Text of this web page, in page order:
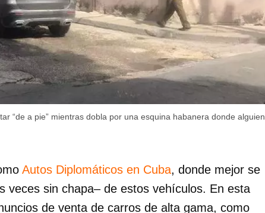
“de a pie” mientras dobla por una esquina habanera donde alguien
Autos Diplomáticos en Cuba, donde mejor se
veces sin chapa– de estos vehículos. En esta
de venta de carros de alta gama, como